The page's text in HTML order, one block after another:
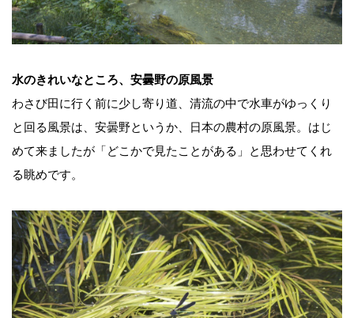
水のきれいなところ、安曇野の原風景
わさび田に行く前に少し寄り道、清流の中で水車がゆっくり
と回る風景は、安曇野というか、日本の農村の原風景。はじ
めて来ましたが「どこかで見たことがある」と思わせてくれ
る眺めです。